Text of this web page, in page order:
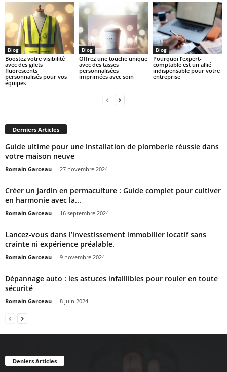
Blog
Boostez votre visibilité
avec des gilets
fluorescents
personnalisés pour vos
équipes
Blog
Offrez une touche unique
avec des tasses
personnalisées
imprimées avec soin
Blog
Pourquoi l’expert-
comptable est un allié
indispensable pour votre
entreprise
Derniers Articles
Guide ultime pour une installation de plomberie réussie dans
votre maison neuve
Romain Garceau - 27 novembre 2024
Créer un jardin en permaculture : Guide complet pour cultiver
en harmonie avec la...
Romain Garceau - 16 septembre 2024
Lancez-vous dans l’investissement immobilier locatif sans
crainte ni expérience préalable.
Romain Garceau - 9 novembre 2024
Dépannage auto : les astuces infaillibles pour rouler en toute
sécurité
Romain Garceau - 8 juin 2024
Deniers Articles